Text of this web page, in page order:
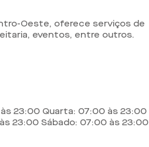
Oeste, oferece serviços de
eventos, entre outros.
23:00 Quarta: 07:00 às 23:00
23:00 Sábado: 07:00 às 23:00